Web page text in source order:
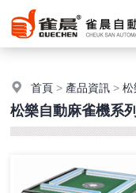
首頁 > 產品資訊 >松
松樂自動麻雀機系列